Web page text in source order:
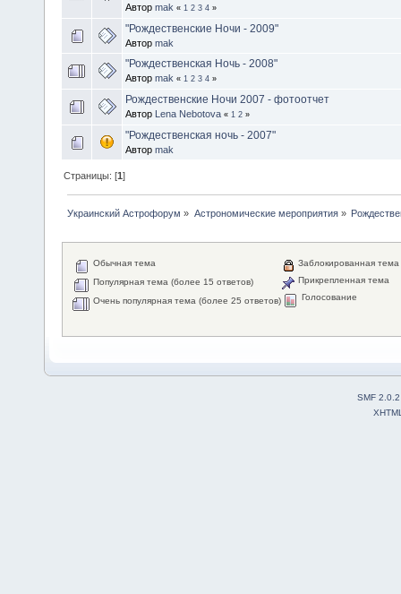
Автор mak « 1 2 3 4 »
"Рождественские Ночи - 2009"
Автор mak
"Рождественская Ночь - 2008"
Автор mak « 1 2 3 4 »
Рождественские Ночи 2007 - фотоотчет
Автор Lena Nebotova « 1 2 »
"Рождественская ночь - 2007"
Автор mak
Страницы: [1]
Украинский Астрофорум » Астрономические мероприятия»
Обычная тема
Популярная тема (более 15 ответов)
Очень популярная тема (более 25 ответов)
Заблокированная тема
Прикрепленная тема
Голосование
SMF 2.0.2